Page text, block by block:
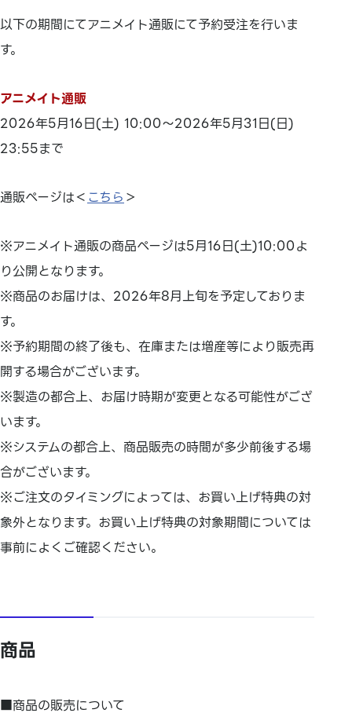
以下の期間にてアニメイト通販にて予約受注を行いま
す。
アニメイト通販
2026年5月16日(土) 10:00～2026年5月31日(日)
23:55まで
通販ページは＜ こちら ＞
※アニメイト通販の商品ページは5月16日(土)10:00よ
り公開となります。
※商品のお届けは、2026年8月上旬を予定しておりま
す。
※予約期間の終了後も、在庫または増産等により販売再
開する場合がございます。
※製造の都合上、お届け時期が変更となる可能性がござ
います。
※システムの都合上、商品販売の時間が多少前後する場
合がございます。
※ご注文のタイミングによっては、お買い上げ特典の対
象外となります。お買い上げ特典の対象期間については
事前によくご確認ください。
商品
■商品の販売について